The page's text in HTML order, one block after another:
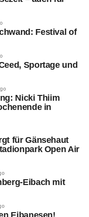
die Darsteller unter
begleitet sie auf
herum auf der
am Max-
noch einige
gemacht, damit
Spiels sitzen. Bei
Auch der Gang
und den
mit Dialogen
Momente
Dialoge gut
Festival of
Sportage und
Nicki Thiim
in
für Gänsehaut
Open Air
Eibach mit
Eibanesen!